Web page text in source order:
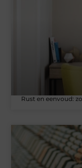
Rust en eenvoud: